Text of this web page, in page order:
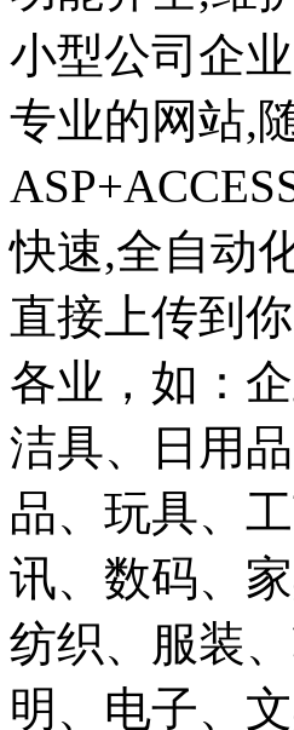
小型公司企
专业的网站,
快速,全自动
直接上传到
各业，如：
洁具、日用
品、玩具、
讯、数码、
纺织、服装
明、电子、